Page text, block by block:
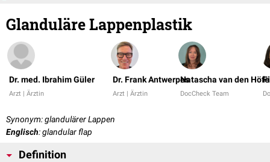
Glanduläre Lappenplastik
Dr. med. Ibrahim Güler
Arzt | Ärztin
Dr. Frank Antwerpes
Arzt | Ärztin
Natascha van den
DocCheck Team
Synonym: glandulärer Lappen
Englisch: glandular flap
Definition